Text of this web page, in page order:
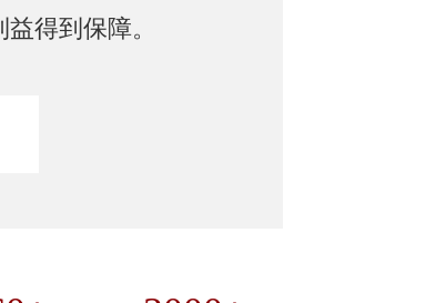
得到保障。